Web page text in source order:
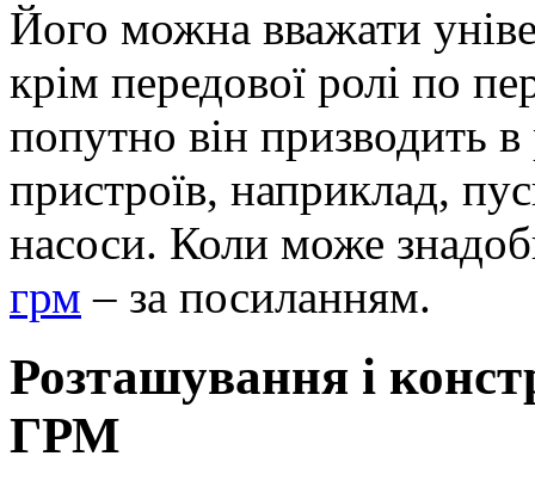
Його можна вважати
крім передової ролі по
попутно він призводить
пристроїв, наприклад,
насоси. Коли може
грм – за посиланням.
Розташування і
ГРМ